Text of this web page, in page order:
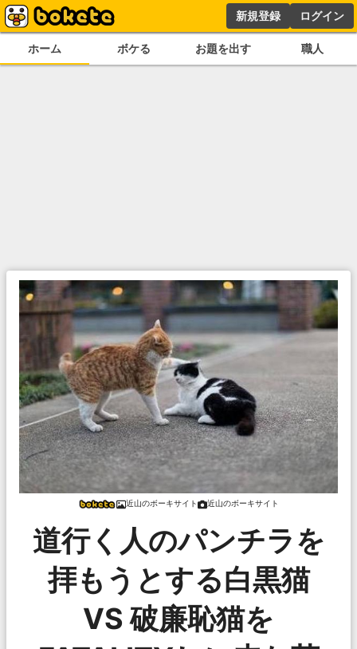
新規登録 ログイン
ホーム ボケる お題を出す 職人
近山のボーキサイト 近山のボーキサイト
道行く人のパンチラを
拝もうとする白黒猫
VS 破廉恥猫を